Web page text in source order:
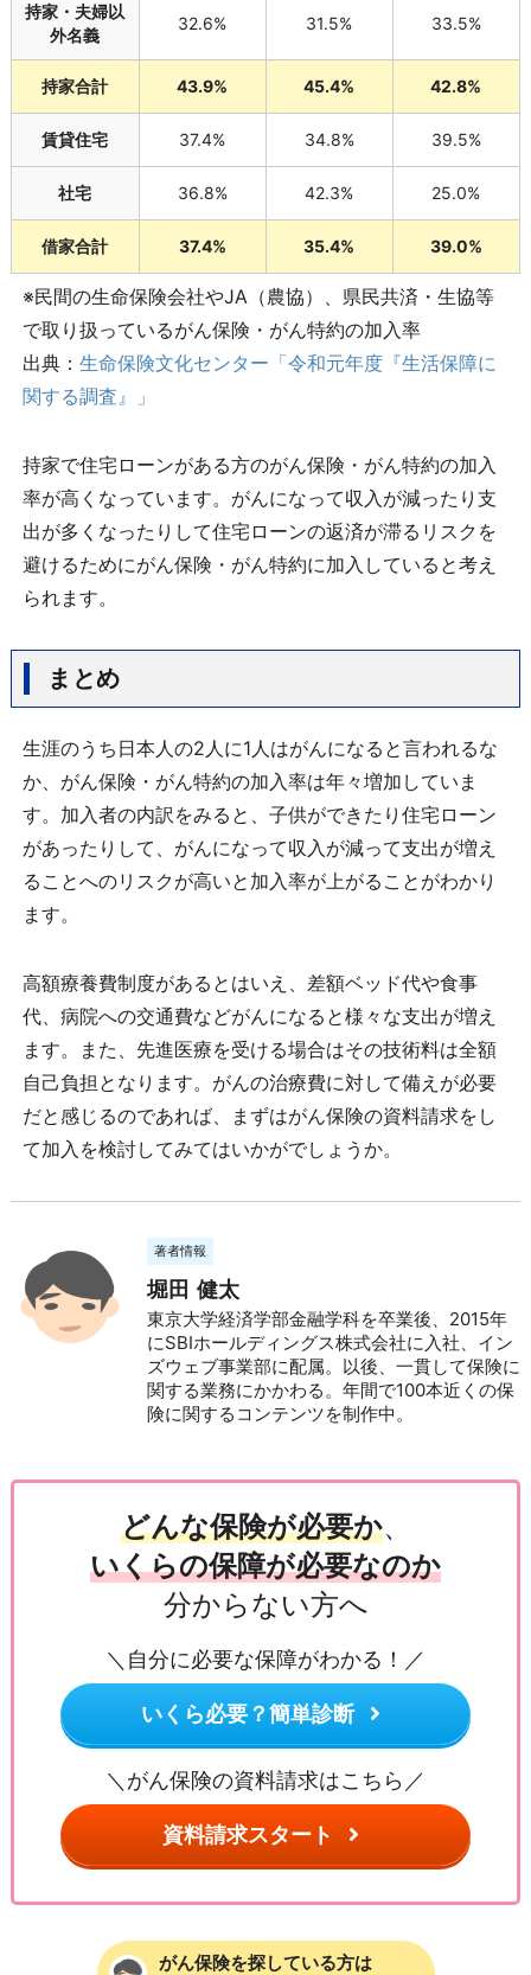
持家・夫婦以
外名義
32.6% 31.5% 33.5%
持家合計 43.9% 45.4% 42.8%
賃貸住宅 37.4% 34.8% 39.5%
社宅 36.8% 42.3% 25.0%
借家合計 37.4% 35.4% 39.0%
※民間の生命保険会社やJA（農協）、県民共済・生協等
で取り扱っているがん保険・がん特約の加入率
出典： 生命保険文化センター「令和元年度『生活保障に
関する調査』」
持家で住宅ローンがある方のがん保険・がん特約の加入
率が高くなっています。がんになって収入が減ったり支
出が多くなったりして住宅ローンの返済が滞るリスクを
避けるためにがん保険・がん特約に加入していると考え
られます。
まとめ
生涯のうち日本人の2人に1人はがんになると言われるな
か、がん保険・がん特約の加入率は年々増加していま
す。加入者の内訳をみると、子供ができたり住宅ローン
があったりして、がんになって収入が減って支出が増え
ることへのリスクが高いと加入率が上がることがわかり
ます。
高額療養費制度があるとはいえ、差額ベッド代や食事
代、病院への交通費などがんになると様々な支出が増え
ます。また、先進医療を受ける場合はその技術料は全額
自己負担となります。がんの治療費に対して備えが必要
だと感じるのであれば、まずはがん保険の資料請求をし
て加入を検討してみてはいかがでしょうか。
著者情報
堀田 健太
東京大学経済学部金融学科を卒業後、2015年
にSBIホールディングス株式会社に入社、イン
ズウェブ事業部に配属。以後、一貫して保険に
関する業務にかかわる。年間で100本近くの保
険に関するコンテンツを制作中。
どんな保険が必要か、
いくらの保障が必要なのか
分からない方へ
＼自分に必要な保障がわかる！／
いくら必要？簡単診断
＼がん保険の資料請求はこちら／
資料請求スタート
がん保険を探している方は